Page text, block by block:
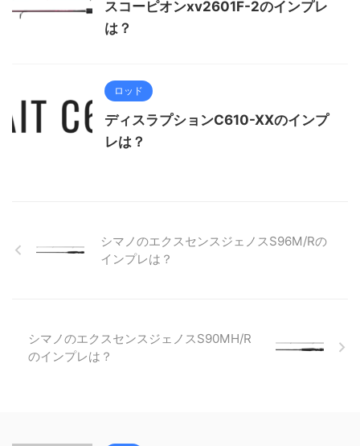
スコーピオンxv2601F-2のインプレ
は？
ロッド
ディスラプションC610-XXのインプ
レは？
シマノのエクスセンスジェノスS96M/Rの
インプレは？
シマノのエクスセンスジェノスS90MH/R
のインプレは？